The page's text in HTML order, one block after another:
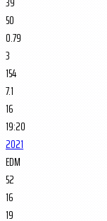
50
0.79
3
154
7.1
16
19:20
2021
EDM
52
16
19